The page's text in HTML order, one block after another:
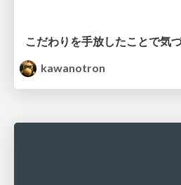
kawanotron